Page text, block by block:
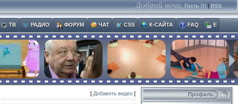
Доброй ночи, Гость !!! | RSS
ТВ РАДИО ФОРУМ ЧАТ CSS К-САЙТА FAQ E
[ Добавить видео ] Профиль